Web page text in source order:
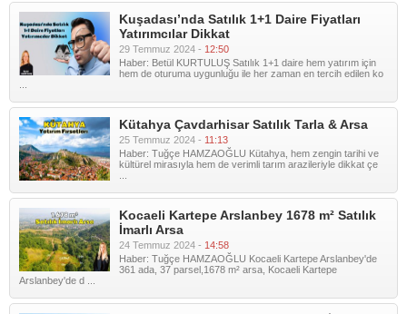
Kuşadası’nda Satılık 1+1 Daire Fiyatları
Yatırımcılar Dikkat
29 Temmuz 2024 - 12:50
Haber: Betül KURTULUŞ Satılık 1+1 daire hem yatırım için
hem de oturuma uygunluğu ile her zaman en tercih edilen ko
Kütahya Çavdarhisar Satılık Tarla & Arsa
25 Temmuz 2024 - 11:13
Haber: Tuğçe HAMZAOĞLU Kütahya, hem zengin tarihi ve
kültürel mirasıyla hem de verimli tarım arazileriyle dikkat çe
Kocaeli Kartepe Arslanbey 1678 m² Satılık
İmarlı Arsa
24 Temmuz 2024 - 14:58
Haber: Tuğçe HAMZAOĞLU Kocaeli Kartepe Arslanbey'de
361 ada, 37 parsel,1678 m² arsa, Kocaeli Kartepe
Arslanbey'de d ...